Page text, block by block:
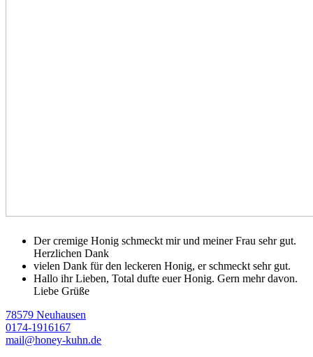
Der cremige Honig schmeckt mir und meiner Frau sehr gut.
Herzlichen Dank
vielen Dank für den leckeren Honig, er schmeckt sehr gut.
Hallo ihr Lieben, Total dufte euer Honig. Gern mehr davon.
Liebe Grüße
78579 Neuhausen
0174-1916167
mail@honey-kuhn.de